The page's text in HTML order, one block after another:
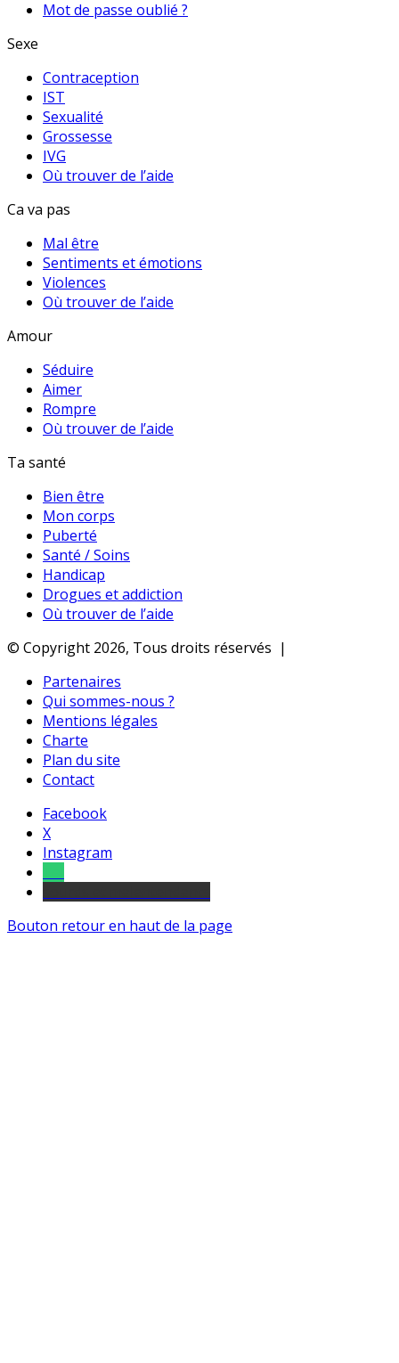
Mot de passe oublié ?
Sexe
Contraception
IST
Sexualité
Grossesse
IVG
Où trouver de l’aide
Ca va pas
Mal être
Sentiments et émotions
Violences
Où trouver de l’aide
Amour
Séduire
Aimer
Rompre
Où trouver de l’aide
Ta santé
Bien être
Mon corps
Puberté
Santé / Soins
Handicap
Drogues et addiction
Où trouver de l’aide
© Copyright 2026, Tous droits réservés |
Partenaires
Qui sommes-nous ?
Mentions légales
Charte
Plan du site
Contact
Facebook
X
Instagram
Bouton retour en haut de la page